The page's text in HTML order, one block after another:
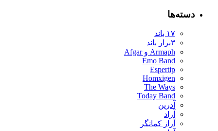
دسته‌ها
۱۷ باند
۳برار باند
Armaph و Afgar
Emo Band
Espertip
Homxigen
The Ways
Today Band
آدرین
آراد
آراز کمانگر